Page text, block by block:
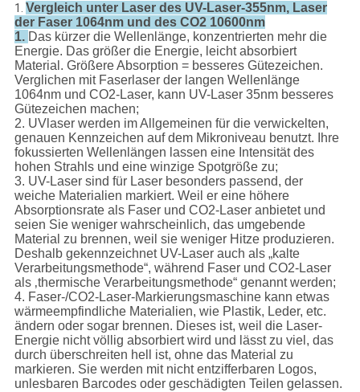
1. Vergleich unter Laser des UV-Laser-355nm, Laser
der Faser 1064nm und des CO2 10600nm
1. Das kürzer die Wellenlänge, konzentrierten mehr die
Energie. Das größer die Energie, leicht absorbiert
Material. Größere Absorption = besseres Gütezeichen.
Verglichen mit Faserlaser der langen Wellenlänge
1064nm und CO2-Laser, kann UV-Laser 35nm besseres
Gütezeichen machen;
2. UVlaser werden im Allgemeinen für die verwickelten,
genauen Kennzeichen auf dem Mikroniveau benutzt. Ihre
fokussierten Wellenlängen lassen eine Intensität des
hohen Strahls und eine winzige Spotgröße zu;
3. UV-Laser sind für Laser besonders passend, der
weiche Materialien markiert. Weil er eine höhere
Absorptionsrate als Faser und CO2-Laser anbietet und
seien Sie weniger wahrscheinlich, das umgebende
Material zu brennen, weil sie weniger Hitze produzieren.
Deshalb gekennzeichnet UV-Laser auch als „kalte
Verarbeitungsmethode“, während Faser und CO2-Laser
als ‚thermische Verarbeitungsmethode“ genannt werden;
4. Faser-/CO2-Laser-Markierungsmaschine kann etwas
wärmeempfindliche Materialien, wie Plastik, Leder, etc.
ändern oder sogar brennen. Dieses ist, weil die Laser-
Energie nicht völlig absorbiert wird und lässt zu viel, das
durch überschreiten hell ist, ohne das Material zu
markieren. Sie werden mit nicht entzifferbaren Logos,
unlesbaren Barcodes oder geschädigten Teilen gelassen.